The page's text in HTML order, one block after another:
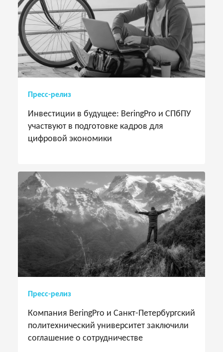
Пресс-релиз
Инвестиции в будущее: BeringPro и СПбПУ
участвуют в подготовке кадров для
цифровой экономики
Пресс-релиз
Компания BeringPro и Санкт-Петербургский
политехнический университет заключили
соглашение о сотрудничестве